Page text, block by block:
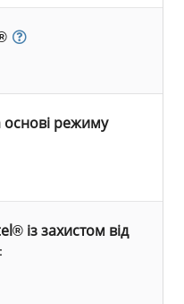
режиму
із захистом від